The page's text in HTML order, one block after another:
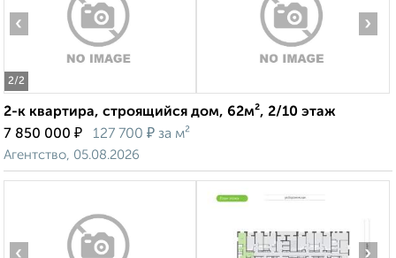
2/2
‹ ›
2-к квартира, строящийся дом, 62м², 2/10 этаж
7 850 000 ₽ 127 700 ₽ за м²
Агентство, 05.08.2026
‹ ›